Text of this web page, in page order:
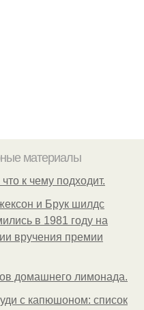
материалы
к чему подходит.
и Брук шилдс
в 1981 году на
вручения премии
домашнего лимонада.
с капюшоном: список